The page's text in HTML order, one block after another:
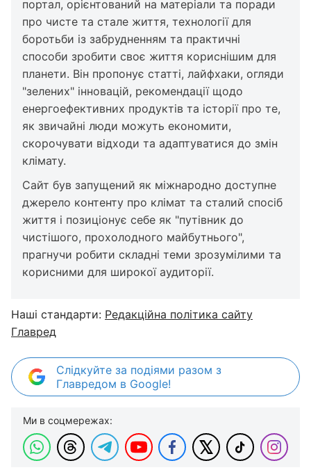
портал, орієнтований на матеріали та поради
про чисте та стале життя, технології для
боротьби із забрудненням та практичні
способи зробити своє життя кориснішим для
планети. Він пропонує статті, лайфхаки, огляди
"зелених" інновацій, рекомендації щодо
енергоефективних продуктів та історії про те,
як звичайні люди можуть економити,
скорочувати відходи та адаптуватися до змін
клімату.
Сайт був запущений як міжнародно доступне
джерело контенту про клімат та сталий спосіб
життя і позиціонує себе як "путівник до
чистішого, прохолодного майбутнього",
прагнучи робити складні теми зрозумілими та
корисними для широкої аудиторії.
Наші стандарти: Редакційна політика сайту
Главред
Слідкуйте за подіями разом з
Главредом в Google!
Ми в соцмережах: